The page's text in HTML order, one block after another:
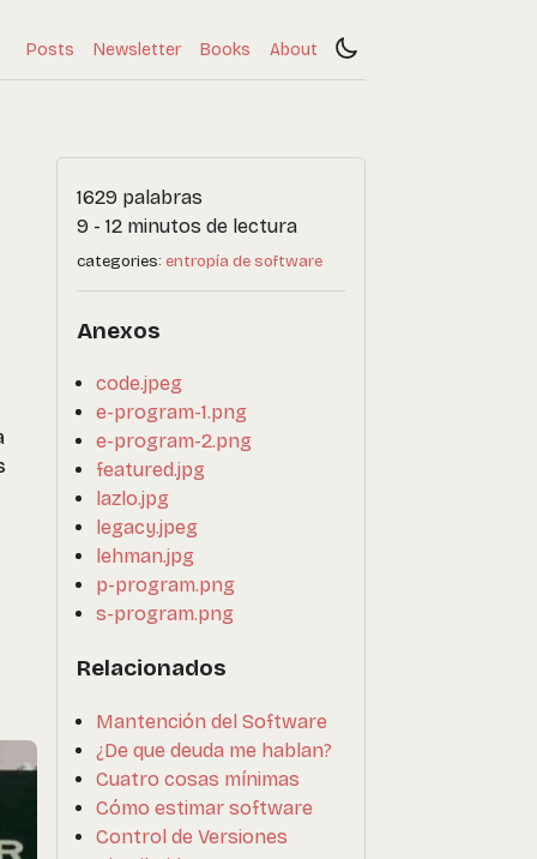
Posts Newsletter Books About
1629 palabras
9 - 12 minutos de lectura
categories: entropía de software
Anexos
code.jpeg
e-program-1.png
e-program-2.png
featured.jpg
lazlo.jpg
legacy.jpeg
lehman.jpg
p-program.png
s-program.png
Relacionados
Mantención del Software
¿De que deuda me hablan?
Cuatro cosas mínimas
Cómo estimar software
Control de Versiones